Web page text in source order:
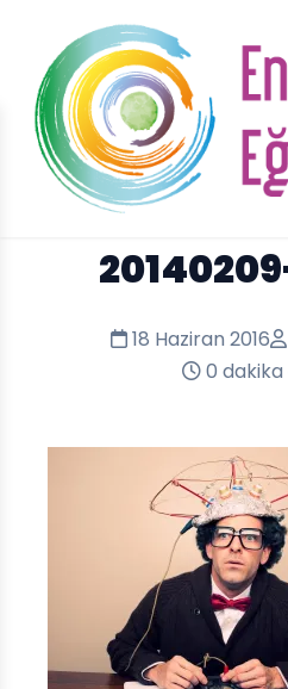
18 Haziran 2016
0 dakika